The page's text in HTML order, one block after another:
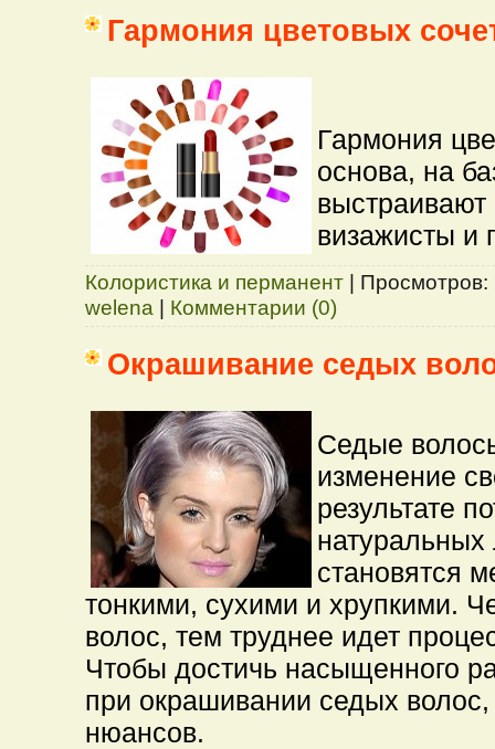
Гармония цветовых
Гармония
основа, на
визажисты и
Колористика и перманент | Просмотров:
welena | Комментарии (0)
Окрашивание седых
Седые
изменение
результате
становятся
тонкими, сухими и хрупкими.
волос, тем труднее идет
Чтобы достичь насыщенного
при окрашивании седых
нюансов.